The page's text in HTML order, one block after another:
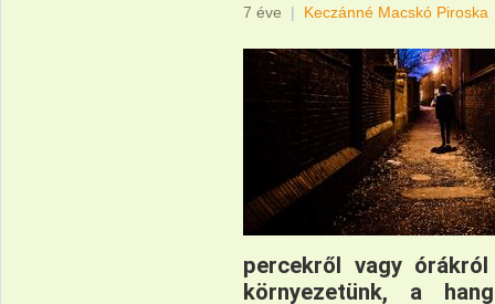
7 éve | Keczánné Macskó Piroska
percekről vagy
környezetünk, a